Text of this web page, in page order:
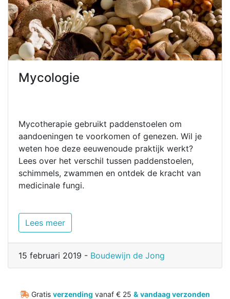
Mycologie
Mycotherapie gebruikt paddenstoelen om
aandoeningen te voorkomen of genezen. Wil je
weten hoe deze eeuwenoude praktijk werkt?
Lees over het verschil tussen paddenstoelen,
schimmels, zwammen en ontdek de kracht van
medicinale fungi.
Lees meer
15 februari 2019 - Boudewijn de Jong
Gratis verzending vanaf € 25 & vandaag verzonden